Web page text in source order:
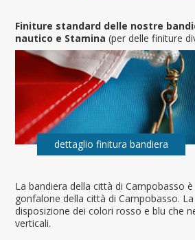
La bandiera della città di Campobasso
gonfalone della città di Campobasso.
disposizione dei colori rosso e blu che
verticali.
Finiture standard delle nostre
nautico e Stamina(per delle finiture
dettaglio finitura bandiera